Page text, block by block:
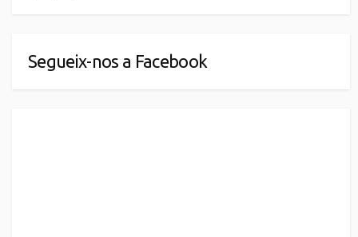
Segueix-nos a Facebook